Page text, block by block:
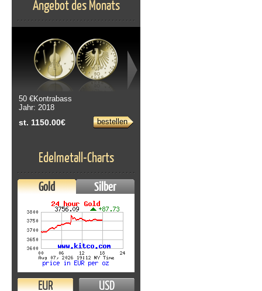
Angebot des Monats
50 €Kontrabass
Jahr: 2018
st. 1150.00€ bestellen
Edelmetall-Charts
Gold Silber
EUR USD